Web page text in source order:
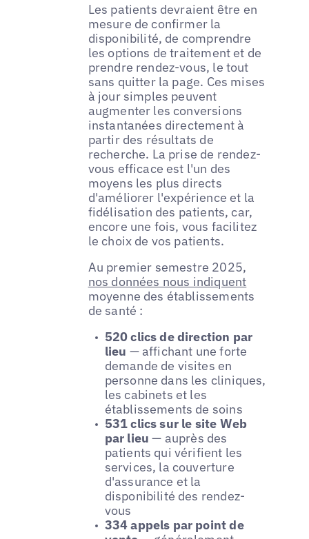
Les patients devraient être en
mesure de confirmer la
disponibilité, de comprendre
les options de traitement et de
prendre rendez-vous, le tout
sans quitter la page. Ces mises
à jour simples peuvent
augmenter les conversions
instantanées directement à
partir des résultats de
recherche. La prise de rendez-
vous efficace est l'un des
moyens les plus directs
d'améliorer l'expérience et la
fidélisation des patients, car,
encore une fois, vous facilitez
le choix de vos patients.
Au premier semestre 2025,
nos données nous indiquent
moyenne des établissements
de santé :
520 clics de direction par
lieu — affichant une forte
demande de visites en
personne dans les cliniques,
les cabinets et les
établissements de soins
531 clics sur le site Web
par lieu — auprès des
patients qui vérifient les
services, la couverture
d'assurance et la
disponibilité des rendez-
vous
334 appels par point de